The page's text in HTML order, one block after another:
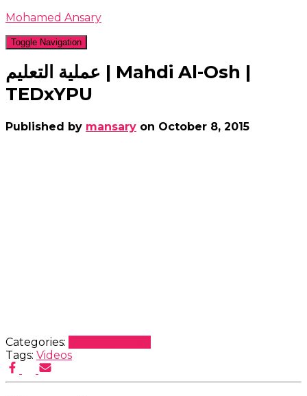
Mohamed Ansary
Toggle Navigation
عملية التعليم | Mahdi Al-Osh |
TEDxYPU
Published by mansary on October 8, 2015
Categories:
Tags: Videos